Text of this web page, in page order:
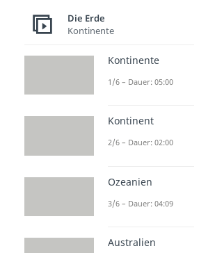
Übrigens:
Eisschild bis zu
4
Meereis in der
wenige Meter.
Studyflix vernetzt:
anderen
Die Erde
Kontinente
Kontinente
1/6 – Dauer: 05:00
Kontinent
2/6 – Dauer: 02:00
Ozeanien
3/6 – Dauer: 04:09
Australien